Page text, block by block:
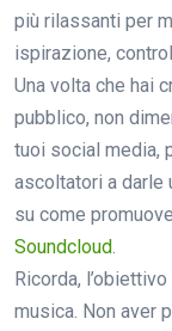
più rilassanti per
ispirazione,
Una volta che hai
pubblico, non
tuoi social media,
ascoltatori a darle
su come
Soundcloud.
Ricorda,
musica. Non aver